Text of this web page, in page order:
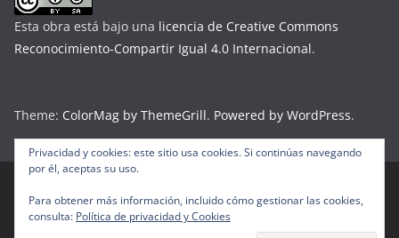
Esta obra está bajo una licencia de Creative Commons
Reconocimiento-Compartir Igual 4.0 Internacional.
Theme: ColorMag by ThemeGrill. Powered by WordPress.
Copyright © 2026Diario Digital Colombiano
. Todos los
derechos reservados.
Privacidad y cookies: este sitio usa cookies. Si continúas navegando
por él, aceptas su uso.
Para obtener más información, incluido cómo gestionar las cookies,
consulta: Política de privacidad y Cookies